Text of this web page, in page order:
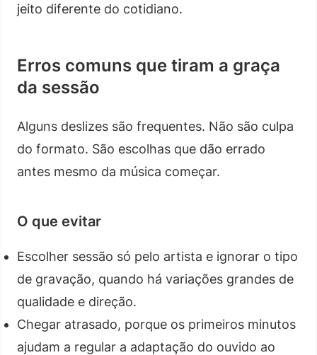
jeito diferente do cotidiano.
Erros comuns que tiram a graça
da sessão
Alguns deslizes são frequentes. Não são culpa
do formato. São escolhas que dão errado
antes mesmo da música começar.
O que evitar
Escolher sessão só pelo artista e ignorar o tipo
de gravação, quando há variações grandes de
qualidade e direção.
Chegar atrasado, porque os primeiros minutos
ajudam a regular a adaptação do ouvido ao